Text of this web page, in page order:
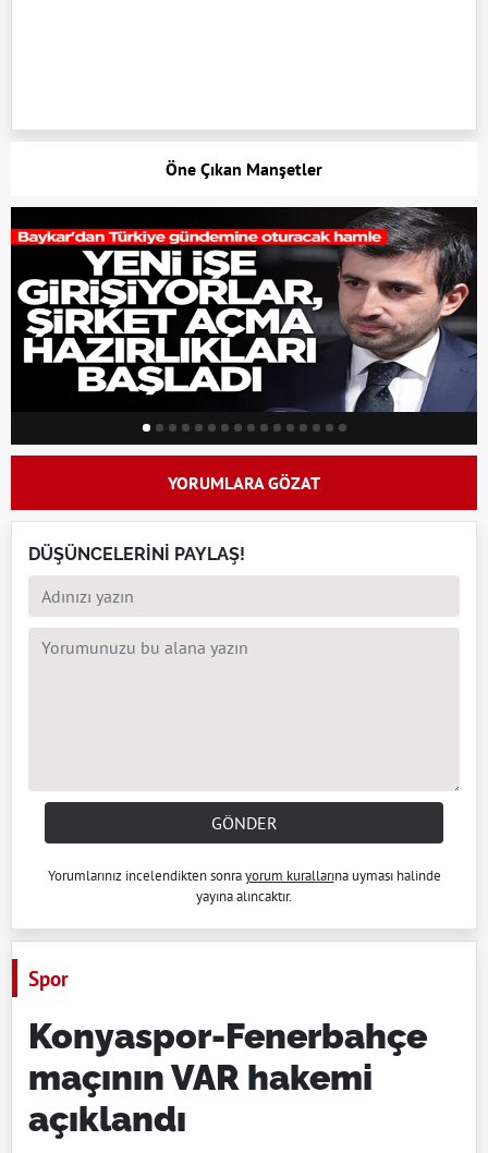
Öne Çıkan Manşetler
YORUMLARA GÖZAT
DÜŞÜNCELERİNİ PAYLAŞ!
GÖNDER
Yorumlarınız incelendikten sonrayorum kurallarına uyması halinde
yayına alıncaktır.
Spor
Konyaspor-Fenerbahçe
maçının VAR hakemi
açıklandı